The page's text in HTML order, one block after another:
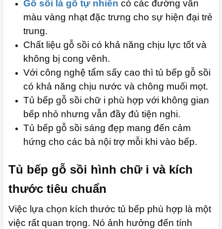
Gỗ sồi là gỗ tự nhiên có các đường vân
màu vàng nhạt đặc trưng cho sự hiện đại trẻ
trung.
Chất liệu gỗ sồi có khả năng chịu lực tốt và
không bị cong vênh.
Với công nghệ tẩm sấy cao thì tủ bếp gỗ sồi
có khả năng chịu nước và chông muối mọt.
Tủ bếp gỗ sồi chữ i phù hợp với không gian
bếp nhỏ nhưng vẫn đầy đủ tiện nghi.
Tủ bếp gỗ sồi sáng đẹp mang đến cảm
hứng cho các bà nội trợ mỗi khi vào bếp.
Tủ bếp gỗ sồi hình chữ i và kích
thước tiêu chuẩn
Việc lựa chọn kích thước tủ bếp phù hợp là một
việc rất quan trọng. Nó ảnh hưởng đến tính